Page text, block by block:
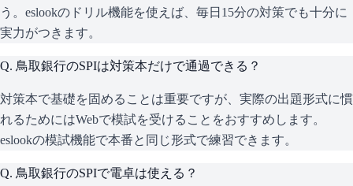
う。eslookのドリル機能を使えば、毎日15分の対策でも十分に
実力がつきます。
Q. 鳥取銀行のSPIは対策本だけで通過できる？
対策本で基礎を固めることは重要ですが、実際の出題形式に慣
れるためにはWebで模試を受けることをおすすめします。
eslookの模試機能で本番と同じ形式で練習できます。
Q. 鳥取銀行のSPIで電卓は使える？